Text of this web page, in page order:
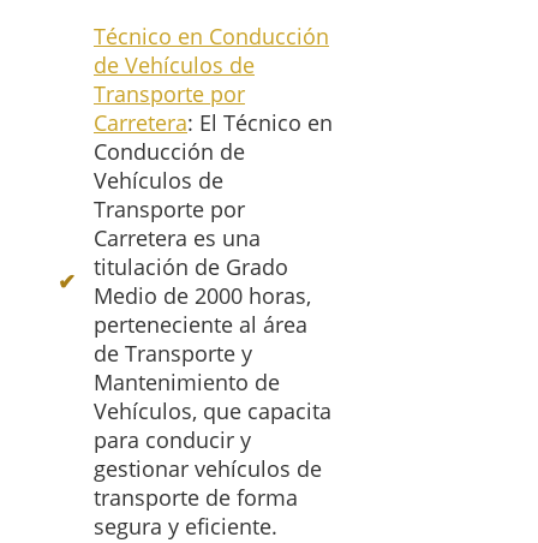
Técnico en Conducción
de Vehículos de
Transporte por
Carretera: El Técnico en
Conducción de
Vehículos de
Transporte por
Carretera es una
titulación de Grado
Medio de 2000 horas,
perteneciente al área
de Transporte y
Mantenimiento de
Vehículos, que capacita
para conducir y
gestionar vehículos de
transporte de forma
segura y eficiente.